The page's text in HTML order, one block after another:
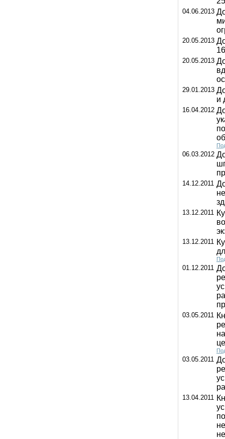
04.06.2013
20.05.2013
20.05.2013
29.01.2013
и
16.04.2012
06.03.2012
14.12.2011
13.12.2011
13.12.2011
01.12.2011
03.05.2011
03.05.2011
13.04.2011